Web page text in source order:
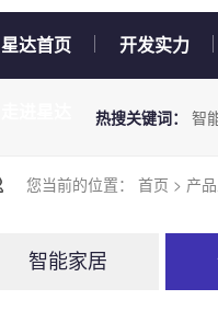
星达首页 开发实力
热搜关键词： 智
您当前的位置： 首页 > 产
智能家居